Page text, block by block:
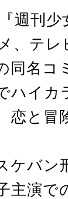
週刊
、テ
同名コ
ハイカ
恋と冒
ケバン
主演で